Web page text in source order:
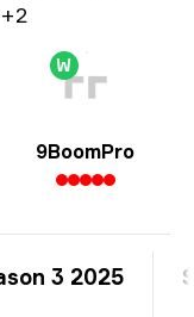
W
9BoomPro
3 2025